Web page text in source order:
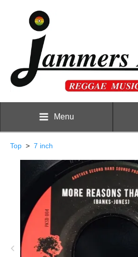
Menu
Top > 7 inch